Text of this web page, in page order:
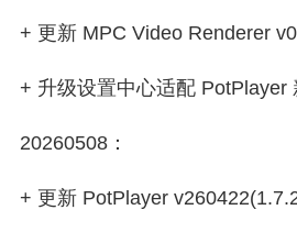
+ 更新 MPC Video Renderer
+ 升级设置中心适配 PotPlayer
20260508：
+ 更新 PotPlayer